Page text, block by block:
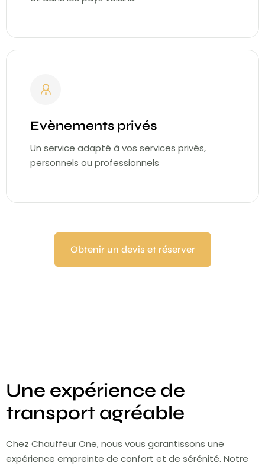
Evènements privés
Un service adapté à vos services privés,
personnels ou professionnels
Obtenir un devis et réserver
Une expérience de
transport agréable
Chez Chauffeur One, nous vous garantissons une
expérience empreinte de confort et de sérénité. Notre